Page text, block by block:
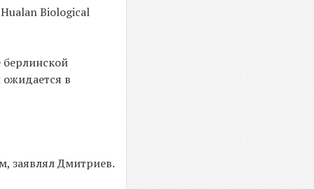
Biological
берлинской
в
заявлял Дмитриев.